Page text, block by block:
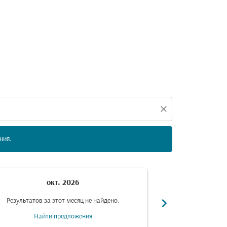
close
ниже, чтобы найти предложения.
окт. 2026
Результатов за этот месяц не найдено.
Найти предложения
chevron_right